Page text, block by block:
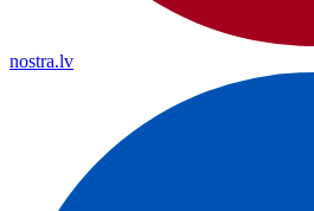
nostra.lv